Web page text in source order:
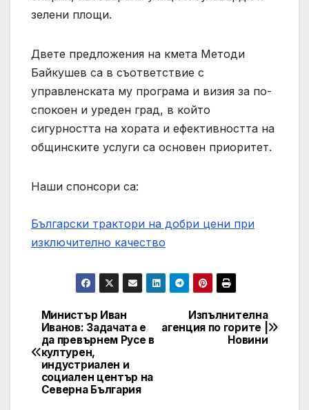
зелени площи.
Двете предложения на кмета Методи
Байкушев са в съответствие с
управленската му програма и визия за по-
спокоен и уреден град, в който
сигурността на хората и ефективността на
общинските услуги са основен приоритет.
Наши спонсори са:
Български трактори на добри цени при
изключително качество
Post
navigation
Изпълнителна
агенция по горите |
Новини
Министър Иван
Иванов: Задачата е
да превърнем Русе в
културен,
индустриален и
социален център на
Северна България